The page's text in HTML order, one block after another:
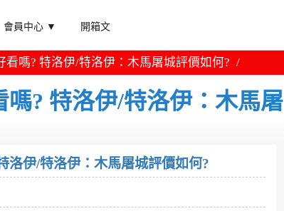
會員中心 ▼ 開箱文
嗎? 特洛伊/特洛伊：木馬屠城評價如何?
? 特洛伊/特洛伊：木馬屠
洛伊/特洛伊：木馬屠城評價如何?